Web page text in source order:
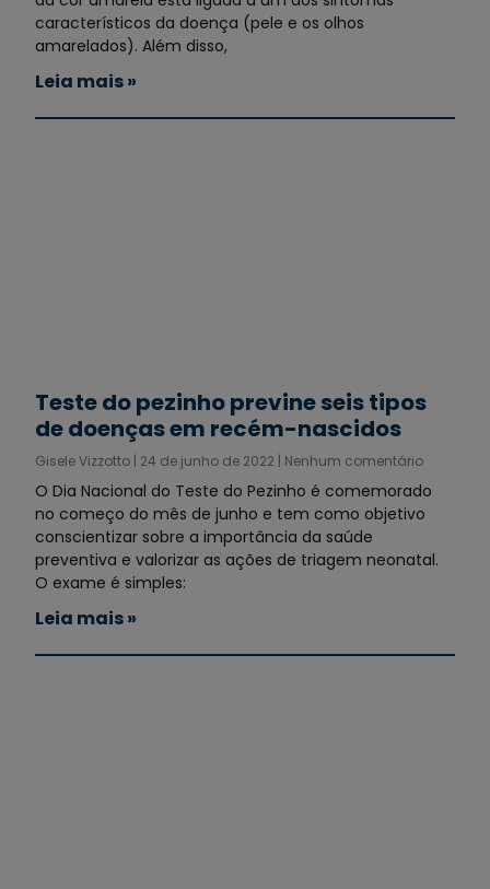
característicos da doença (pele e os olhos
amarelados). Além disso,
Leia mais »
Teste do pezinho previne seis tipos
de doenças em recém-nascidos
Gisele Vizzotto 24 de junho de 2022 Nenhum comentário
O Dia Nacional do Teste do Pezinho é comemorado
no começo do mês de junho e tem como objetivo
conscientizar sobre a importância da saúde
preventiva e valorizar as ações de triagem neonatal.
O exame é simples:
Leia mais »